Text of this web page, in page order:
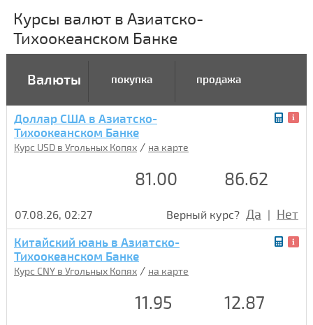
Курсы валют в Азиатско-
Тихоокеанском Банке
Валюты покупка продажа
Доллар США в Азиатско-
Тихоокеанском Банке
Курс USD в Угольных Копях/ на карте
81.00 86.62
07.08.26, 02:27 Верный курс? Да | Нет
Китайский юань в Азиатско-
Тихоокеанском Банке
Курс CNY в Угольных Копях/ на карте
11.95 12.87